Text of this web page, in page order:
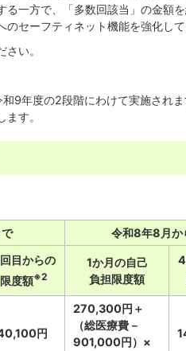
一方で、「多数回該当」の金額
セーフティネット機能を強化して
い。
9年度の2段階にわけて実施され
す。
令和8年8月か
目からの
限度額※2
1か月の自己
負担限度額
円
270,300円＋
（総医療費－
901,000円）×